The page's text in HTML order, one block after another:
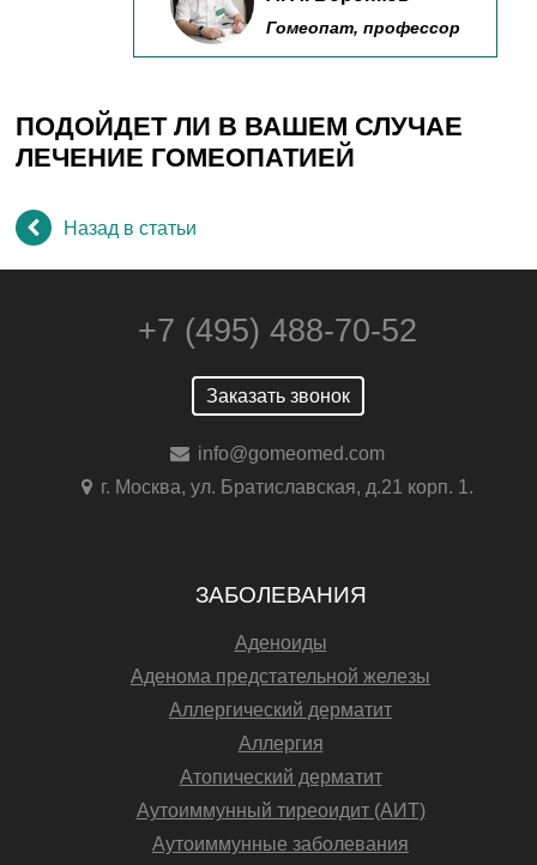
Гомеопат, профессор
ПОДОЙДЕТ ЛИ В ВАШЕМ СЛУЧАЕ
ЛЕЧЕНИЕ ГОМЕОПАТИЕЙ
Назад в статьи
+7 (495) 488-70-52
Заказать звонок
info@gomeomed.com
г. Москва, ул. Братиславская, д.21 корп. 1.
ЗАБОЛЕВАНИЯ
Аденоиды
Аденома предстательной железы
Аллергический дерматит
Аллергия
Атопический дерматит
Аутоиммунный тиреоидит (АИТ)
Аутоиммунные заболевания